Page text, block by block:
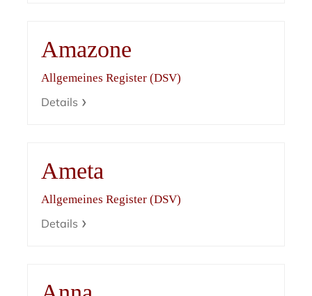
Amazone
Allgemeines Register (DSV)
Details
Ameta
Allgemeines Register (DSV)
Details